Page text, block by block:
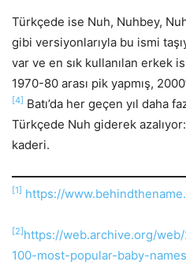
Türkçede ise Nuh, Nuhbey,
gibi versiyonlarıyla bu ismi
var ve en sık kullanılan erkek
1970-80 arası pik yapmış,
[4] Batı’da her geçen yıl daha
Türkçede Nuh giderek
kaderi.
[1] https://
[2] https://web.archive.org/
100-most-popular-baby-